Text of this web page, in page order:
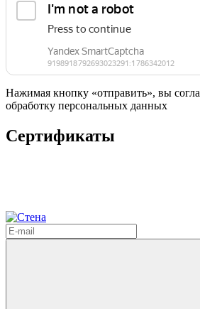
Нажимая кнопку «отправить», вы
обработку персональных данных
Сертификаты